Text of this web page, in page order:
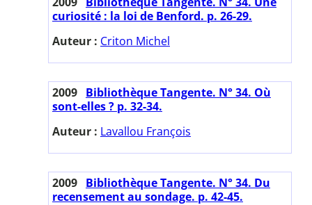
curiosité : la loi de Benford. p. 26-29.
Auteur : Criton Michel
2009 Bibliothèque Tangente. N° 34. Où
sont-elles ? p. 32-34.
Auteur : Lavallou François
2009 Bibliothèque Tangente. N° 34. Du
recensement au sondage. p. 42-45.